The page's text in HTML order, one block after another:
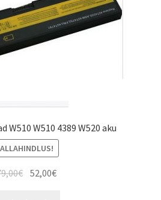
W510 W510 4389 W520 aku
ALLAHINDLUS!
€ Algne
52,00€Current